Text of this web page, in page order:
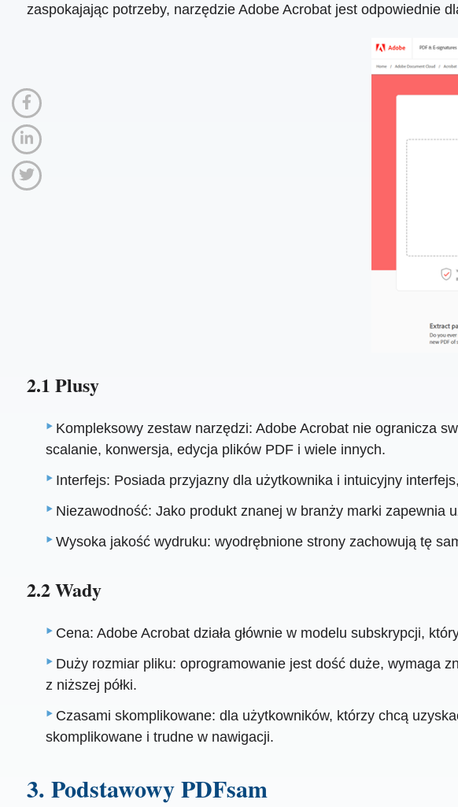
zaspokajając potrzeby, narzędzie Adobe Acrobat jest odpowiednie
2.1 Plusy
Kompleksowy zestaw narzędzi: Adobe Acrobat nie ogranicza
scalanie, konwersja, edycja plików PDF i wiele innych.
Interfejs: Posiada przyjazny dla użytkownika i intuicyjny
Niezawodność: Jako produkt znanej w branży marki zapewnia
Wysoka jakość wydruku: wyodrębnione strony zachowują tę
2.2 Wady
Cena: Adobe Acrobat działa głównie w modelu subskrypcji,
Duży rozmiar pliku: oprogramowanie jest dość duże, wymaga
z niższej półki.
Czasami skomplikowane: dla użytkowników, którzy chcą
skomplikowane i trudne w nawigacji.
3. Podstawowy PDFsam